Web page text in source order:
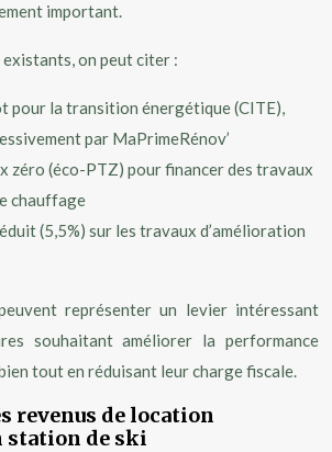
important.
on peut citer :
pour la transition énergétique (CITE),
par MaPrimeRénov’
zéro (éco-PTZ) pour financer des travaux
chauffage
(5,5%) sur les travaux d’amélioration
représenter un levier intéressant
souhaitant améliorer la performance
tout en réduisant leur charge fiscale.
revenus de location
station de ski